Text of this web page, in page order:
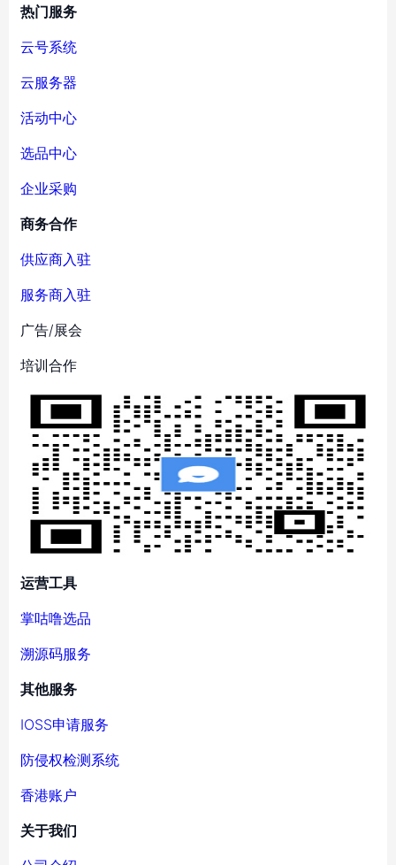
热门服务
云号系统
云服务器
活动中心
选品中心
企业采购
商务合作
供应商入驻
服务商入驻
广告/展会
培训合作
运营工具
掌咕噜选品
溯源码服务
其他服务
IOSS申请服务
防侵权检测系统
香港账户
关于我们